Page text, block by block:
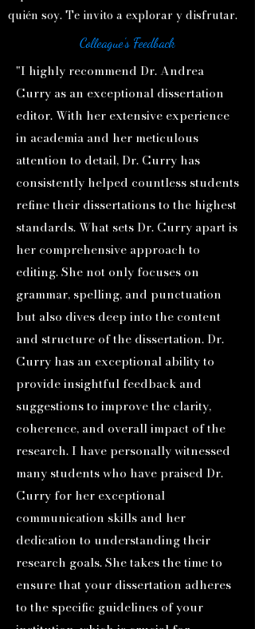
quién soy. Te invito a explorar y disfrutar.
Colleague's Feedback
"I highly recommend Dr. Andrea
Curry as an exceptional dissertation
editor. With her extensive experience
in academia and her meticulous
attention to detail, Dr. Curry has
consistently helped countless students
refine their dissertations to the highest
standards. What sets Dr. Curry apart is
her comprehensive approach to
editing. She not only focuses on
grammar, spelling, and punctuation
but also dives deep into the content
and structure of the dissertation. Dr.
Curry has an exceptional ability to
provide insightful feedback and
suggestions to improve the clarity,
coherence, and overall impact of the
research. I have personally witnessed
many students who have praised Dr.
Curry for her exceptional
communication skills and her
dedication to understanding their
research goals. She takes the time to
ensure that your dissertation adheres
to the specific guidelines of your